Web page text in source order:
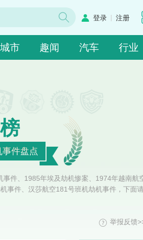
登录 | 注册
城市 趣闻 汽车 行业
件盘点
件、1985年埃及劫机惨案、1974年越南航
事件、汉莎航空181号班机劫机事件，下面
举报反馈